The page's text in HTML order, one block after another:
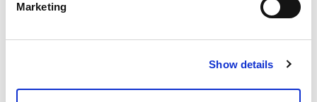
Marketing
Show details
- Ghiera in PPO
- Rombibolla in PA 6 rinforzato